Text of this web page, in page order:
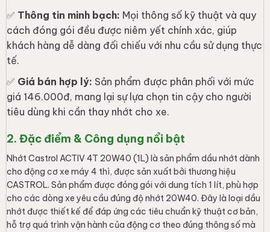
Để sử dụng sản phẩm hiệu quả, người dùng cần kiểm tra kỹ sách
hướng dẫn sử dụng của xe để xác định độ nhớt và tiêu chuẩn kỹ
thuật phù hợp. Việc thay nhớt nên được thực hiện định kỳ theo
khuyến cáo của hãng xe để đảm bảo lượng dầu luôn đủ và
sạch. Hãy đảm bảo bạn chọn đúng dung tích cần thiết cho
động cơ của mình và thực hiện thay thế tại các cơ sở uy tín
hoặc tự thay nếu có đủ dụng cụ chuyên dụng.
Thông số kỹ thuật sản phẩm
Thông số kỹ thuật Thông tin chi tiết
Thương hiệu CASTROL
Xuất xứ Việt Nam